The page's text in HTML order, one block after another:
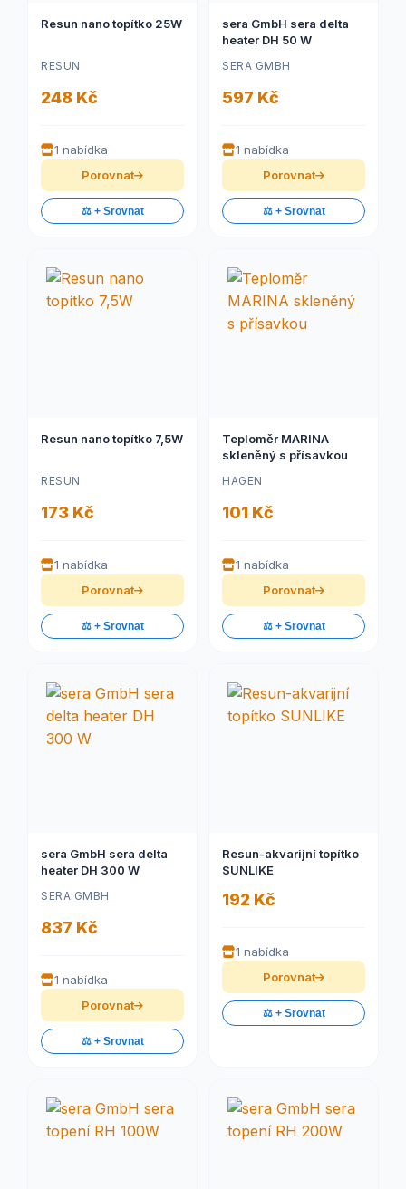
Resun nano topítko 25W
RESUN
248 Kč
1 nabídka
Porovnat
⚖️ + Srovnat
sera GmbH sera delta
heater DH 50 W
SERA GMBH
597 Kč
1 nabídka
Porovnat
⚖️ + Srovnat
Resun nano topítko 7,5W
RESUN
173 Kč
1 nabídka
Porovnat
⚖️ + Srovnat
Teploměr MARINA
skleněný s přísavkou
HAGEN
101 Kč
1 nabídka
Porovnat
⚖️ + Srovnat
sera GmbH sera delta
heater DH 300 W
SERA GMBH
837 Kč
1 nabídka
Porovnat
⚖️ + Srovnat
Resun-akvarijní topítko
SUNLIKE
192 Kč
1 nabídka
Porovnat
⚖️ + Srovnat